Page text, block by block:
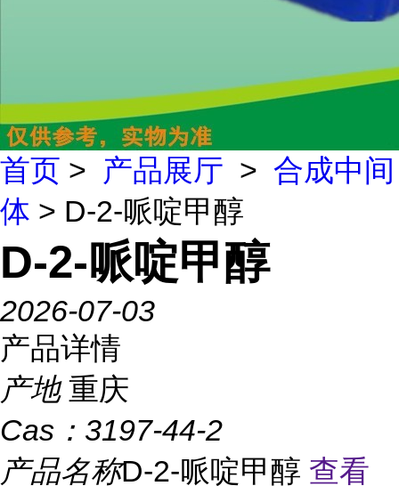
首页 > 产品展厅 > 合成中间
体 > D-2-哌啶甲醇
D-2-哌啶甲醇
2026-07-03
产品详情
产地 重庆
Cas： 3197-44-2
产品名称D-2-哌啶甲醇 查看